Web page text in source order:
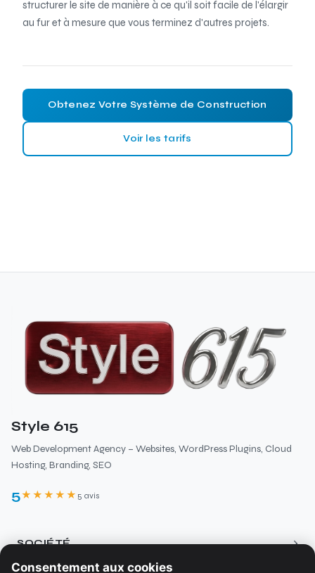
structurer le site de manière à ce qu'il soit facile de l'élargir
au fur et à mesure que vous terminez d'autres projets.
Obtenez Votre Système de Construction
Voir les tarifs
Style 615
Web Development Agency – Websites, WordPress Plugins, Cloud
Hosting, Branding, SEO
5★★★★★ 5 avis
SOCIÉTÉ ›
Consentement aux cookies